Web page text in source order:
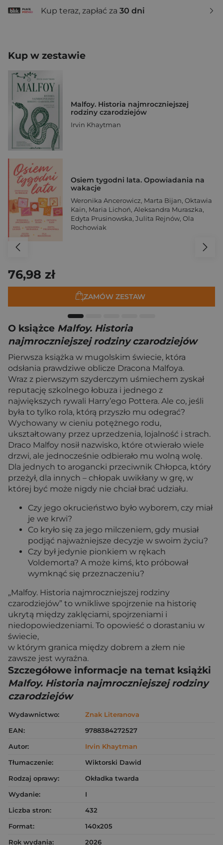
Kup teraz, zapłać za 30 dni
Kup w zestawie
Malfoy. Historia najmroczniejszej
rodziny czarodziejów
Irvin Khaytman
Osiem tygodni lata. Opowiadania na
wakacje
Weronika Ancerowicz, Marta Bijan, Oktawia
Kain, Maria Lichoń, Aleksandra Muraszka,
Edyta Prusinowska, Julita Rejnów, Ola
Rochowiak
76,98 zł
ZAMÓW ZESTAW
O książce Malfoy. Historia
najmroczniejszej rodziny czarodziejów
Pierwsza książka w mugolskim świecie, która
odsłania prawdziwe oblicze Dracona Malfoya.
Wraz z pierwszym szyderczym uśmiechem zyskał
reputację szkolnego łobuza i jednego z
największych rywali Harry’ego Pottera. Ale co, jeśli
była to tylko rola, którą przyszło mu odegrać?
Wychowany w cieniu potężnego rodu,
ukształtowany przez uprzedzenia, lojalność i strach.
Draco Malfoy nosił nazwisko, które otwierało wiele
drzwi, ale jednocześnie odbierało mu wolną wolę.
Dla jednych to arogancki przeciwnik Chłopca, który
przeżył, dla innych – chłopak uwikłany w grę, w
której być może nigdy nie chciał brać udziału.
Czy jego okrucieństwo było wyborem, czy miał
je we krwi?
Co kryło się za jego milczeniem, gdy musiał
podjąć najważniejsze decyzje w swoim życiu?
Czy był jedynie pionkiem w rękach
Voldemorta? A może kimś, kto próbował
wymknąć się przeznaczeniu?
„Malfoy. Historia najmroczniejszej rodziny
czarodziejów” to wnikliwe spojrzenie na historię
ukrytą między zaklęciami, spojrzeniami i
niedopowiedzeniami. To opowieść o dorastaniu w
świecie,
w którym granica między dobrem a złem nie
zawsze jest wyraźna.
Szczegółowe informacje na temat książki
Malfoy. Historia najmroczniejszej rodziny
czarodziejów
Wydawnictwo:
Znak Literanova
EAN:
9788384272527
Autor:
Irvin Khaytman
Tłumaczenie:
Wiktorski Dawid
Rodzaj oprawy:
Okładka twarda
Wydanie:
I
Liczba stron:
432
Format:
140x205
Rok wydania:
2026